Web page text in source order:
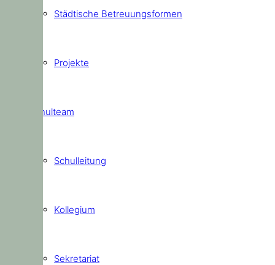
Städtische Betreuungsformen
Projekte
Schulteam
Schulleitung
Kollegium
Sekretariat